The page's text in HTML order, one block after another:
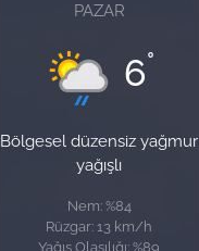
PAZAR
6°
Bölgesel düzensiz yağmur
yağışlı
Nem: %84
Rüzgar: 13 km/h
Yağış Olasılığı: %89